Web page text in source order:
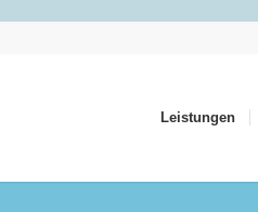
Leistungen